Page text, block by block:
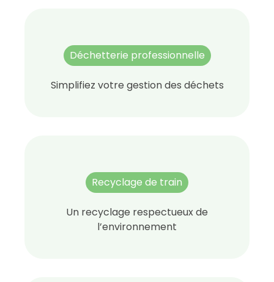
Déchetterie professionnelle
Simplifiez votre gestion des déchets
Recyclage de train
Un recyclage respectueux de
l’environnement